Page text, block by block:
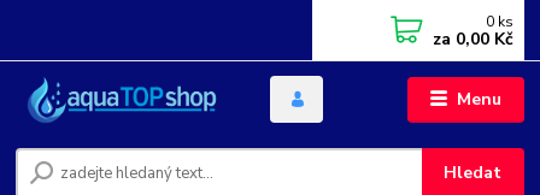
Menu
Hledat
0 ks
za 0,00 Kč